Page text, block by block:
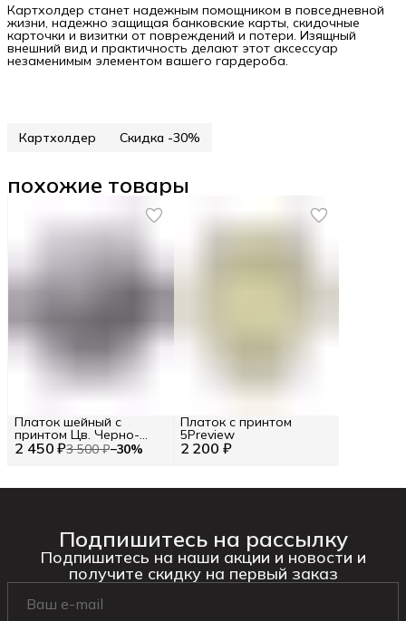
Картхолдер станет надежным помощником в повседневной
жизни, надежно защищая банковские карты, скидочные
карточки и визитки от повреждений и потери. Изящный
внешний вид и практичность делают этот аксессуар
незаменимым элементом вашего гардероба.
Картхолдер Скидка -30%
похожие товары
2 450 ₽3 500 ₽−30%
Платок шейный с
принтом Цв. Черно-
белый 2 200 ₽
Платок с принтом
5Preview
Подпишитесь на рассылку
Подпишитесь на наши акции и новости и
получите скидку на первый заказ